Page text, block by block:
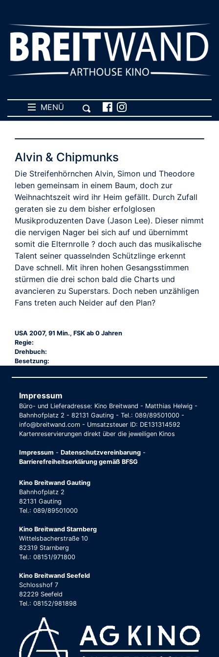
MENÜ
Alvin & Chipmunks
Die Streifenhörnchen Alvin, Simon und Theodore
leben gemeinsam in einem Baum, doch zur
Weihnachtszeit wird ihr Heim gefällt. Durch Zufall
geraten sie zu dem bisher erfolglosen
Musikproduzenten Dave (Jason Lee). Dieser nimmt
die nervigen Nager bei sich auf und übernimmt
somit die Elternrolle ? doch auch das musikalische
Talent seiner quasselnden Schützlinge erkennt
Dave schnell. Mit ihren hohen Gesangsstimmen
stürmen die drei schon bald die Charts und
avancieren zu Superstars. Doch neben unzähligen
Fans treten auch Neider auf den Plan?
USA 2007, 91 Min., FSK ab 0 Jahren
Regie:
Drehbuch:
Besetzung:
Impressum
Büro- und Lieferadresse: Kino Breitwand - Matthias Helwig -
Bahnhofplatz 2 - 82131 Gauting - Tel.: 089/89501000 -
info@breitwand.com - Umsatzsteuer ID: DE131314592
Kartenreservierungen direkt über die jeweiligen Kinos
Impressum - Datenschutzvereinbarung -
Barrierefreiheitserklärung gemäß BFSG
Kino Breitwand Gauting
Bahnhofplatz 2
82131 Gauting
Tel.: 089/89501000
Kino Breitwand Starnberg
Wittelsbacherstraße 10
82319 Starnberg
Tel.: 08151/971800
Kino Breitwand Seefeld
Schlosshof 7
82229 Seefeld
Tel.: 08152/981898